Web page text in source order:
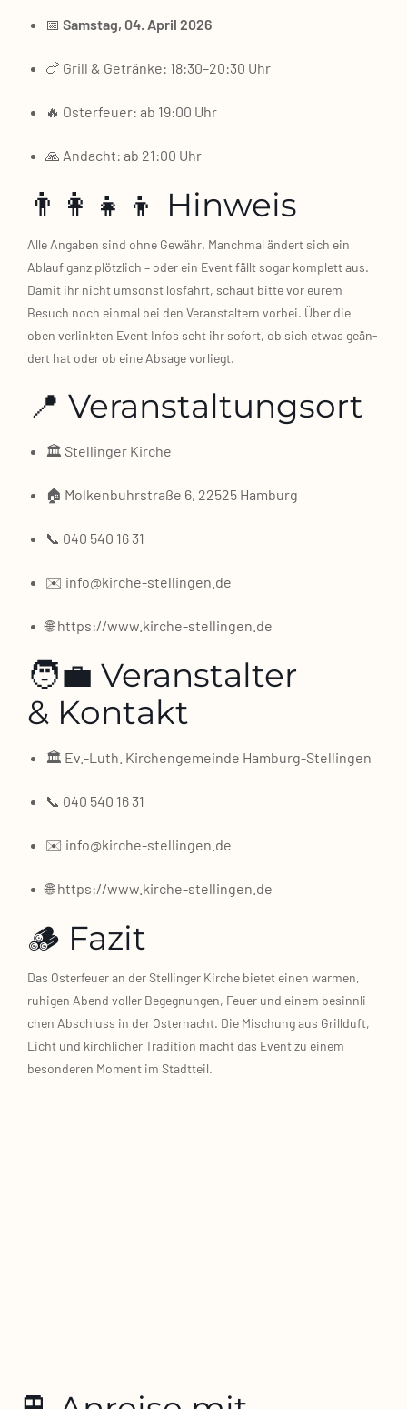
📅 Sams­tag, 04. April 2026
🍗 Grill & Geträn­ke: 18:30–20:30 Uhr
🔥 Oster­feu­er: ab 19:00 Uhr
🙏 Andacht: ab 21:00 Uhr
👨‍👩‍👧‍👦 Hinweis
Alle Anga­ben sind ohne Gewähr. Manch­mal ändert sich ein
Ablauf ganz plötz­lich – oder ein Event fällt sogar kom­plett aus.
Damit ihr nicht umsonst los­fahrt, schaut bit­te vor eurem
Besuch noch ein­mal bei den Ver­an­stal­tern vor­bei. Über die
oben ver­link­ten Event Infos seht ihr sofort, ob sich etwas geän­
dert hat oder ob eine Absa­ge vor­liegt.
📍 Veranstaltungsort
🏛️ Stel­lin­ger Kir­che
🏠 Mol­ken­buhr­stra­ße 6, 22525 Ham­burg
📞 040 540 16 31
✉️ info@kirche-stellingen.de
🌐 https://www.kirche-stellingen.de
🧑‍💼 Veranstalter
& Kontakt
🏛️ Ev.-Luth. Kir­chen­ge­mein­de Hamburg‑Stellingen
📞 040 540 16 31
✉️ info@kirche-stellingen.de
🌐 https://www.kirche-stellingen.de
🪵 Fazit
Das Oster­feu­er an der Stel­lin­ger Kir­che bie­tet einen war­men,
ruhi­gen Abend vol­ler Begeg­nun­gen, Feu­er und einem besinn­li­
chen Abschluss in der Oster­nacht. Die Mischung aus Grill­duft,
Licht und kirch­li­cher Tra­di­ti­on macht das Event zu einem
beson­de­ren Moment im Stadt­teil.